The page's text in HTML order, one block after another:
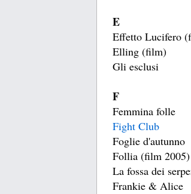
E
Effetto Lucifero
Elling (film)
Gli esclusi
F
Femmina folle
Fight Club
Foglie d'autunno
Follia (film 2005)
La fossa dei
Frankie & Alice